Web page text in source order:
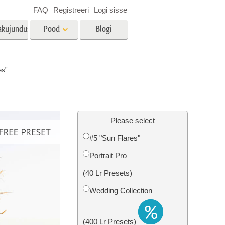
Fotode taastamine
Pood Blogi
FAQ Registreeri Logi sisse
Please select
#5 "Sun Flares"
Portrait Pro
(40 Lr Presets)
Wedding Collection
(400 Lr Presets)